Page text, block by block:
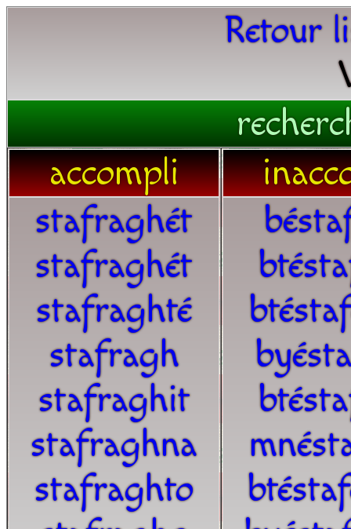
Retour
accompli
stafraghét
stafraghét
stafraghté
stafragh
stafraghit
stafraghna
stafraghto